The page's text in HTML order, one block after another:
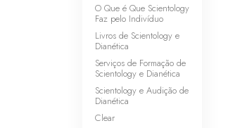
O Que é Que Scientology
Faz pelo Indivíduo
Livros de Scientology e
Dianética
Serviços de Formação de
Scientology e Dianética
Scientology e Audição de
Dianética
Clear